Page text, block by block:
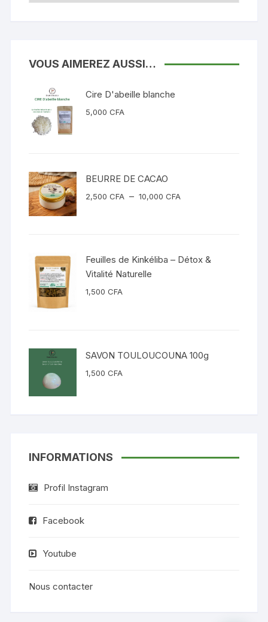
VOUS AIMEREZ AUSSI…
Cire D'abeille blanche
5,000CFA
BEURRE DE CACAO
2,500CFA – 10,000CFAPlage
Feuilles de Kinkéliba – Détox &
Vitalité Naturelle
1,500CFA
SAVON TOULOUCOUNA 100g
1,500CFA
INFORMATIONS
Profil Instagram
Facebook
Youtube
Nous contacter